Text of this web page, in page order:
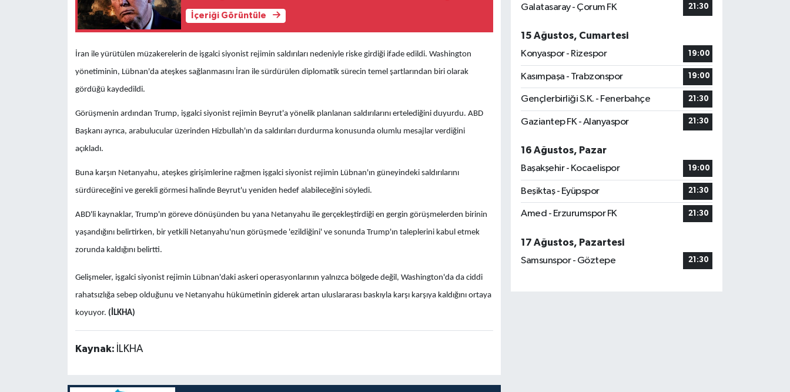
İçeriği Görüntüle
İran ile yürütülen müzakerelerin de işgalci siyonist rejimin saldırıları nedeniyle riske girdiği ifade edildi. Washington
yönetiminin, Lübnan'da ateşkes sağlanmasını İran ile sürdürülen diplomatik sürecin temel şartlarından biri olarak
gördüğü kaydedildi.
Görüşmenin ardından Trump, işgalci siyonist rejimin Beyrut'a yönelik planlanan saldırılarını ertelediğini duyurdu. ABD
Başkanı ayrıca, arabulucular üzerinden Hizbullah'ın da saldırıları durdurma konusunda olumlu mesajlar verdiğini
açıkladı.
Buna karşın Netanyahu, ateşkes girişimlerine rağmen işgalci siyonist rejimin Lübnan'ın güneyindeki saldırılarını
sürdüreceğini ve gerekli görmesi halinde Beyrut'u yeniden hedef alabileceğini söyledi.
ABD'li kaynaklar, Trump'ın göreve dönüşünden bu yana Netanyahu ile gerçekleştirdiği en gergin görüşmelerden birinin
yaşandığını belirtirken, bir yetkili Netanyahu'nun görüşmede 'ezildiğini' ve sonunda Trump'ın taleplerini kabul etmek
zorunda kaldığını belirtti.
Gelişmeler, işgalci siyonist rejimin Lübnan'daki askeri operasyonlarının yalnızca bölgede değil, Washington'da da ciddi
rahatsızlığa sebep olduğunu ve Netanyahu hükümetinin giderek artan uluslararası baskıyla karşı karşıya kaldığını ortaya
koyuyor. (İLKHA)
Kaynak: İLKHA
Galatasaray - Çorum FK
21:30
15 Ağustos, Cumartesi
Konyaspor - Rizespor
19:00
Kasımpaşa - Trabzonspor 19:00
Gençlerbirliği S.K. - Fenerbahçe 21:30
Gaziantep FK - Alanyaspor 21:30
16 Ağustos, Pazar
Başakşehir - Kocaelispor
19:00
Beşiktaş - Eyüpspor 21:30
Amed - Erzurumspor FK 21:30
17 Ağustos, Pazartesi
Samsunspor - Göztepe
21:30